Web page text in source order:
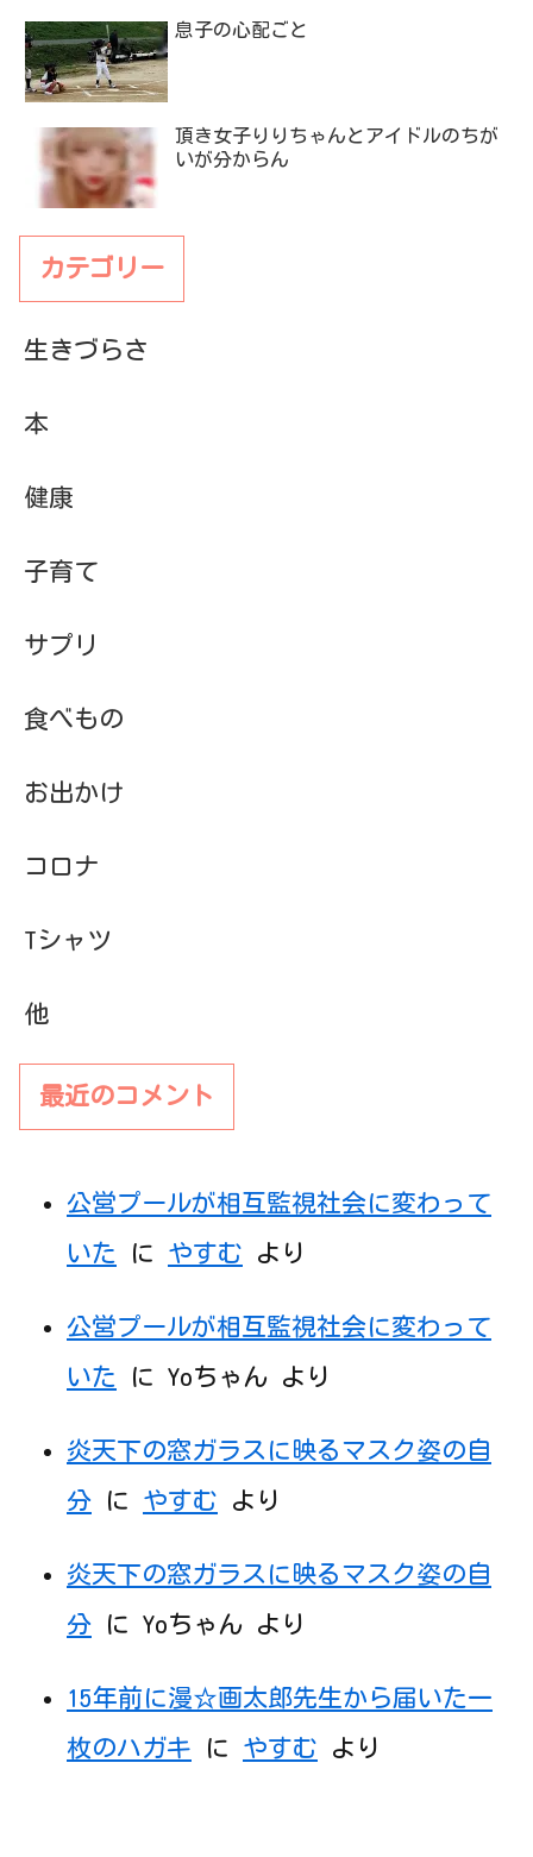
息子の心配ごと
頂き女子りりちゃんとアイドルのちが
いが分からん
カテゴリー
生きづらさ
本
健康
子育て
サプリ
食べもの
お出かけ
コロナ
Tシャツ
他
最近のコメント
公営プールが相互監視社会に変わって
いた に やすむ より
公営プールが相互監視社会に変わって
いた に Yoちゃん より
炎天下の窓ガラスに映るマスク姿の自
分 に やすむ より
炎天下の窓ガラスに映るマスク姿の自
分 に Yoちゃん より
15年前に漫☆画太郎先生から届いた一
枚のハガキ に やすむ より